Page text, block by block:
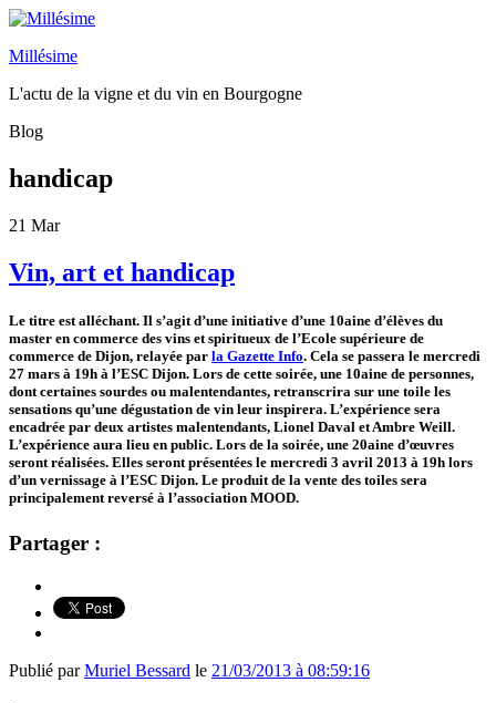
Millésime
L'actu de la vigne et du vin en Bourgogne
Blog
handicap
21 Mar
Vin, art et handicap
Le titre est alléchant. Il s’agit d’une initiative d’une 10aine d’élèves du
master en commerce des vins et spiritueux de l’Ecole supérieure de
commerce de Dijon, relayée par la Gazette Info. Cela se passera le mercredi
27 mars à 19h à l’ESC Dijon. Lors de cette soirée, une 10aine de personnes,
dont certaines sourdes ou malentendantes, retranscrira sur une toile les
sensations qu’une dégustation de vin leur inspirera. L’expérience sera
encadrée par deux artistes malentendants, Lionel Daval et Ambre Weill.
L’expérience aura lieu en public. Lors de la soirée, une 20aine d’œuvres
seront réalisées. Elles seront présentées le mercredi 3 avril 2013 à 19h lors
d’un vernissage à l’ESC Dijon. Le produit de la vente des toiles sera
principalement reversé à l’association MOOD.
Partager :
Publié parMuriel Bessard le 21/03/2013 à 08:59:16